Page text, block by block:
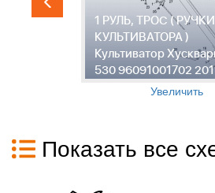
1 РУЛЬ, ТРОС ( РУЧКИ
КУЛЬТИВАТОРА )
Культиватор
530 96091001702
Увеличить
Показать все